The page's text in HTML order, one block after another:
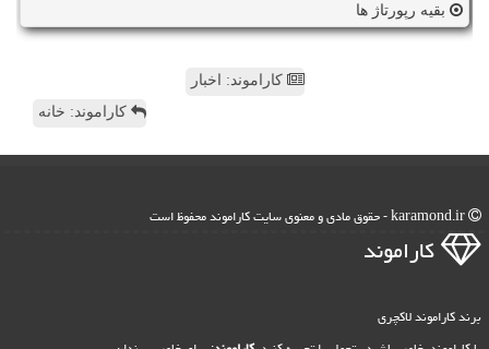
بقیه رپورتاژ ها
کاراموند: اخبار
کاراموند: خانه
كاراموند
برند کاراموند لاکچری